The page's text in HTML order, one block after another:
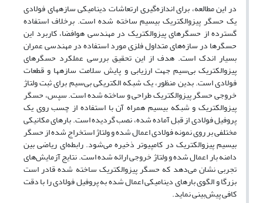
در این مطالعه، برای اندازه‌گیری ارتعاشات دینامیکی سازه­های فولادی
یک حسگر پیزوالکتریک بی­سیم ساخته شده است. برخلاف استفاده
گسترده از حسگرهای پیزوالکتریک در مهندسی هوافضا، کاربرد این
حسگرها در سازه‌های متداول فلزی مورد استفاده در مهندسی عمران
بسیار اندک است. هدف از این تحقیق بررسی عملکرد حسگرهای
پیزوالکتریک بی‌سیم جهت ارزیابی و پایش سلامت سازه­ها و قطعات
فولادی است. بدین منظور، یک شبکه الکتریکی بی‌سیم برای ثبت ولتاژ
خروجی حسگر پیزوالکتریک طراحی و ساخته شده است. سپس، حسگر
پیزوالکتریک و شبکه بی­سیم همراه آن با استفاده از چسب روی یک
پروفیل فولادی از قبل آماده‌ شده، نصب گردیده است. بارهای مکانیکی
مختلفی بر روی نمونه فولادی اعمال شده و ولتاژ استخراج شده از حسگر
بی­سیم پیزوالکتریک در کامپیوتر ذخیره می‌شود. رابطه‌ای ریاضی بین
دامنه بار اعمال‌ شده و ولتاژ خروجی ارائه ‌شده است. نتایج آزمایش‌های
تجربی نشان می‌دهد که حسگر پیزوالکتریک ساخته ‌شده قادر است
بزرگا و الگوی بارهای دینامیکی اعمال شده به پروفیل فولادی را با دقت
کافی پیش‌بینی نماید.